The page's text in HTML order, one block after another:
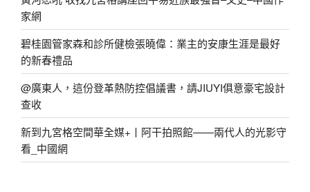
家網
碧桂園管家森和診所健檢張曉偉：業主的安康生涯是最好
的新春禮品
@廣東人，這份登革熱防控倡議書，請JIUYI俱意豪宅設計
查收
新到九宮格空間華全媒+丨阿干拍照館——兩代人的光影守
看_中國網